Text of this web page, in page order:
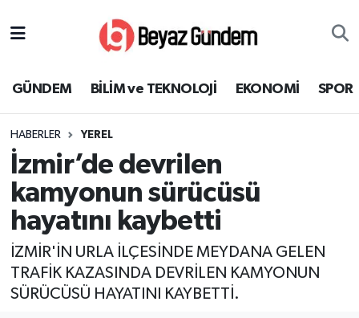
GÜNDEM BİLİM ve TEKNOLOJİ EKONOMİ SPOR
HABERLER YEREL
İzmir’de devrilen
kamyonun sürücüsü
hayatını kaybetti
İZMİR'İN URLA İLÇESİNDE MEYDANA GELEN
TRAFİK KAZASINDA DEVRİLEN KAMYONUN
SÜRÜCÜSÜ HAYATINI KAYBETTİ.
EKONOMİ
SAĞLIK
EĞİTİM
Süper Lig Puan Durumu ve Fikstür
Son Dakika Haberleri
Haber Arşivi